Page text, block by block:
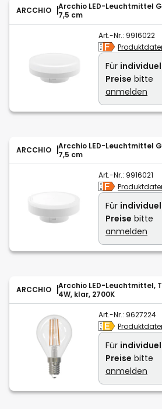
ARCCHIO
Arcchio LED-Leuchtmittel
7,5 cm
Art.-Nr.: 9916022
Für
Preise bitte
anmelden
ARCCHIO
Arcchio LED-Leuchtmittel
7,5 cm
Art.-Nr.: 9916021
Für
Preise bitte
anmelden
ARCCHIO
Arcchio LED-Leuchtmittel,
4W, klar, 2700K
Art.-Nr.: 9627224
Für
Preise bitte
anmelden